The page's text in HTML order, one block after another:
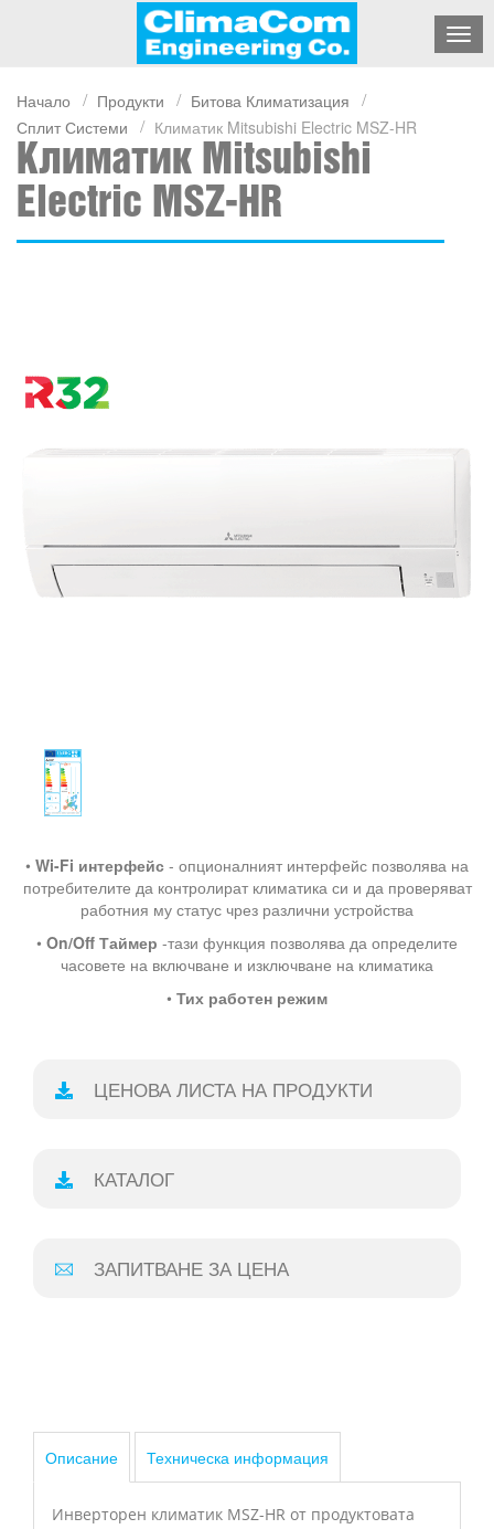
Начало Продукти
Битова Климатизация
Сплит Системи
Климатик Mitsubishi Electric MSZ-HR
Климатик Mitsubishi
Electric MSZ-HR
• Wi-Fi интерфейс - опционалният интерфейс позволява на
потребителите да контролират климатика си и да проверяват
работния му статус чрез различни устройства
• On/Off Таймер -тази функция позволява да определите
часовете на включване и изключване на климатика
• Тих работен режим
ЦЕНОВА ЛИСТА НА ПРОДУКТИ
КАТАЛОГ
ЗАПИТВАНЕ ЗА ЦЕНА
Описание Техническа информация
Инверторен климатик MSZ-HR от продуктовата